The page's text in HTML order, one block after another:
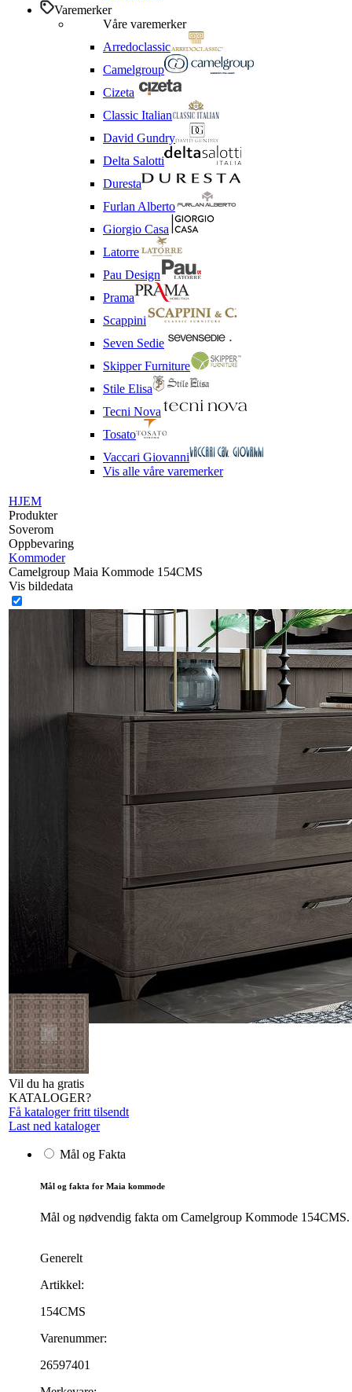
Varemerker
Våre varemerker
Arredoclassic
Camelgroup
Cizeta
Classic Italian
David Gundry
Delta Salotti
Duresta
Furlan Alberto
Giorgio Casa
Latorre
Pau Design
Prama
Scappini
Seven Sedie
Skipper Furniture
Stile Elisa
Tecni Nova
Tosato
Vaccari Giovanni
Vis alle våre varemerker
HJEM
Produkter
Soverom
Oppbevaring
Kommoder
Camelgroup Maia Kommode 154CMS
Vis bildedata
Vil du ha gratis
KATALOGER?
Få kataloger fritt tilsendt
Last ned kataloger
Mål og Fakta
Mål og fakta for Maia kommode
Mål og nødvendig fakta om Camelgroup Kommode
Generelt
Artikkel:
154CMS
Varenummer:
26597401